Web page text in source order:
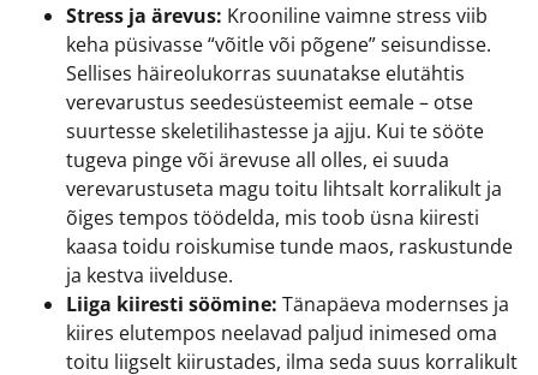
Stress ja ärevus: Krooniline vaimne stress viib
keha püsivasse “võitle või põgene” seisundisse.
Sellises häireolukorras suunatakse elutähtis
verevarustus seedesüsteemist eemale – otse
suurtesse skeletilihastesse ja ajju. Kui te sööte
tugeva pinge või ärevuse all olles, ei suuda
verevarustuseta magu toitu lihtsalt korralikult ja
õiges tempos töödelda, mis toob üsna kiiresti
kaasa toidu roiskumise tunde maos, raskustunde
ja kestva iivelduse.
Liiga kiiresti söömine: Tänapäeva modernses ja
kiires elutempos neelavad paljud inimesed oma
toitu liigselt kiirustades, ilma seda suus korralikult